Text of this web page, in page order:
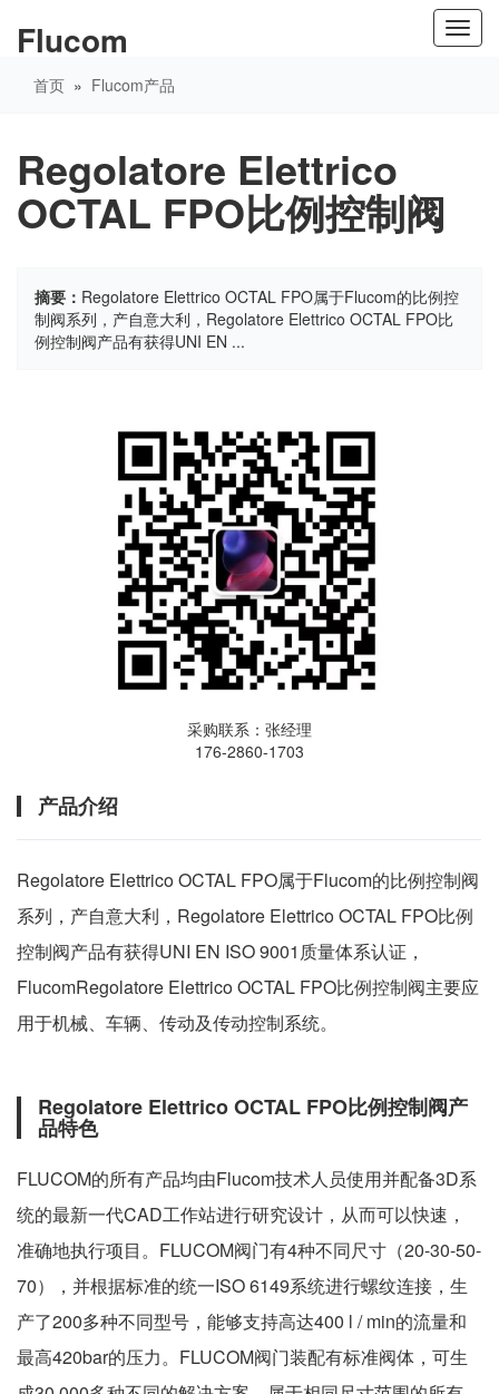
Flucom
首页 » Flucom产品
Regolatore Elettrico
OCTAL FPO比例控制阀
摘要： Regolatore Elettrico OCTAL FPO属于Flucom的比例控
制阀系列，产自意大利，Regolatore Elettrico OCTAL FPO比
例控制阀产品有获得UNI EN ...
采购联系：张经理
176-2860-1703
产品介绍
Regolatore Elettrico OCTAL FPO属于Flucom的比例控制阀
系列，产自意大利，Regolatore Elettrico OCTAL FPO比例
控制阀产品有获得UNI EN ISO 9001质量体系认证，
FlucomRegolatore Elettrico OCTAL FPO比例控制阀主要应
用于机械、车辆、传动及传动控制系统。
Regolatore Elettrico OCTAL FPO比例控制阀产
品特色
FLUCOM的所有产品均由Flucom技术人员使用并配备3D系
统的最新一代CAD工作站进行研究设计，从而可以快速，
准确地执行项目。FLUCOM阀门有4种不同尺寸（20-30-50-
70），并根据标准的统一ISO 6149系统进行螺纹连接，生
产了200多种不同型号，能够支持高达400 l / min的流量和
最高420bar的压力。FLUCOM阀门装配有标准阀体，可生